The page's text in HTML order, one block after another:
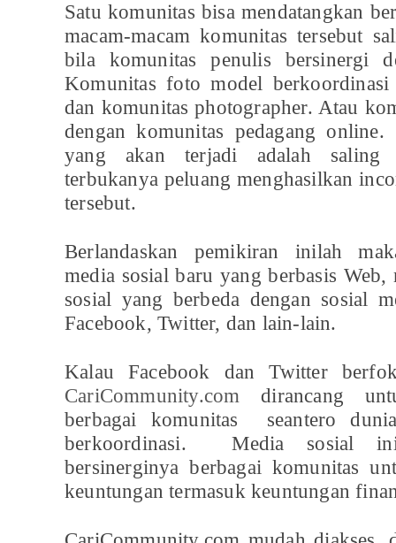
Satu komunitas bisa mendatangkan
macam-macam komunitas tersebut
bila komunitas penulis bersinergi
Komunitas foto model
dan komunitas photographer. Atau
dengan komunitas pedagang
yang akan terjadi adalah saling
terbukanya peluang menghasilkan
tersebut.
Berlandaskan pemikiran inilah
media sosial baru yang berbasis
sosial yang berbeda dengan sosial
Facebook, Twitter, dan lain-lain.
Kalau Facebook dan Twitter
CariCommunity.com dirancang
berbagai komunitas seantero
berkoordinasi. Media sosial ini
bersinerginya berbagai komunitas
keuntungan termasuk keuntungan